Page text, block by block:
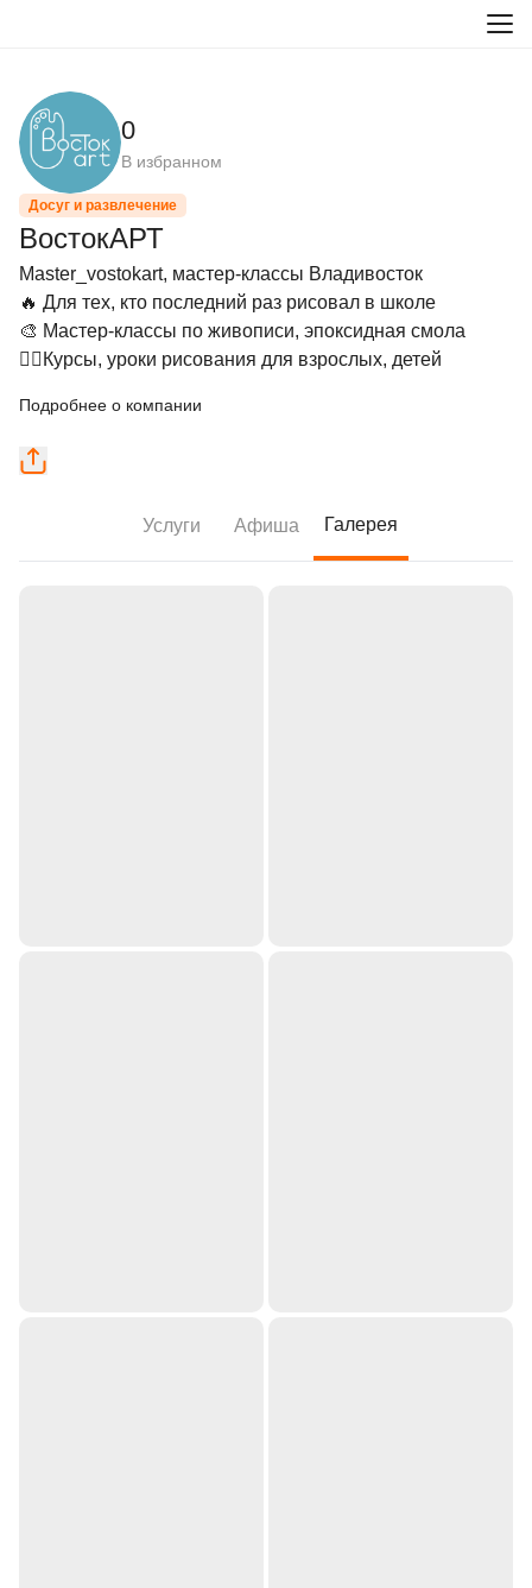
0
В избранном
Досуг и развлечение
ВостокАРТ
Master_vostokart, мастер-классы Владивосток
🔥 Для тех, кто последний раз рисовал в школе
🎨 Мастер-классы по живописи, эпоксидная смола
✍🏻Курсы, уроки рисования для взрослых, детей
Подробнее о компании
Услуги Афиша Галерея